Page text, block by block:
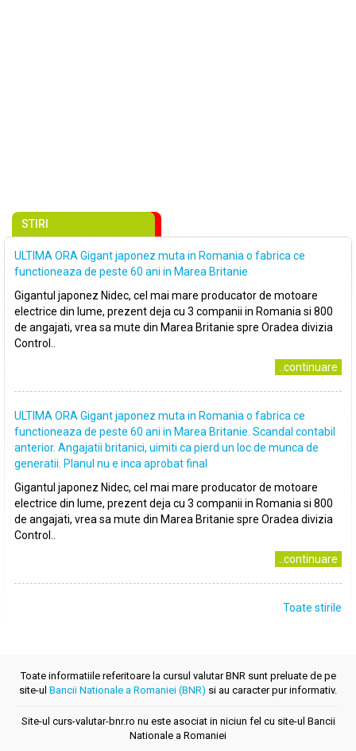
STIRI
ULTIMA ORA Gigant japonez muta in Romania o fabrica ce
functioneaza de peste 60 ani in Marea Britanie
Gigantul japonez Nidec, cel mai mare producator de motoare
electrice din lume, prezent deja cu 3 companii in Romania si 800
de angajati, vrea sa mute din Marea Britanie spre Oradea divizia
Control..
..continuare
ULTIMA ORA Gigant japonez muta in Romania o fabrica ce
functioneaza de peste 60 ani in Marea Britanie. Scandal contabil
anterior. Angajatii britanici, uimiti ca pierd un loc de munca de
generatii. Planul nu e inca aprobat final
Gigantul japonez Nidec, cel mai mare producator de motoare
electrice din lume, prezent deja cu 3 companii in Romania si 800
de angajati, vrea sa mute din Marea Britanie spre Oradea divizia
Control..
..continuare
Toate stirile
Toate informatiile referitoare la cursul valutar BNR sunt preluate de pe
site-ul Bancii Nationale a Romaniei (BNR) si au caracter pur informativ.
Site-ul curs-valutar-bnr.ro nu este asociat in niciun fel cu site-ul Bancii
Nationale a Romaniei